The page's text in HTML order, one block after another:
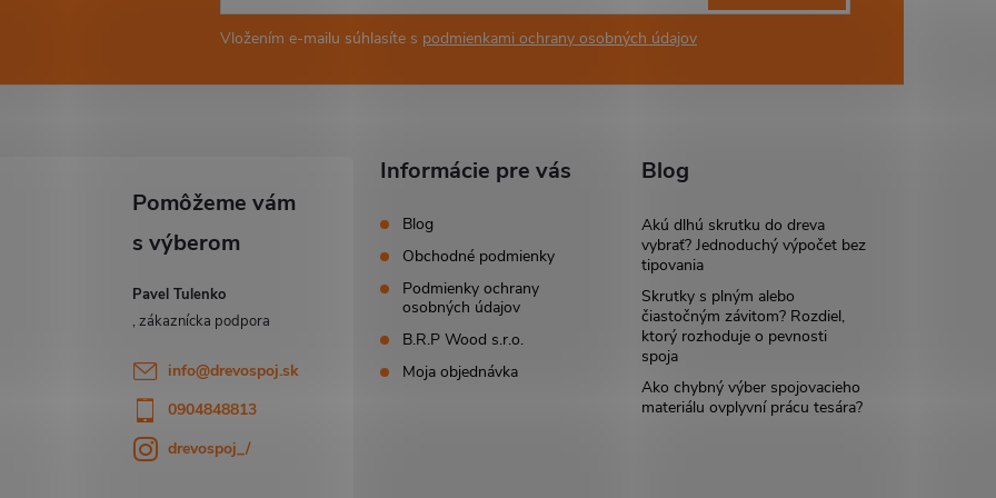
Vložením e-mailu súhlasíte s podmienkami ochrany osobných údajov
Pavel Tulenko
info@drevospoj.sk
0904848813
drevospoj_/
Informácie pre vás
Blog
Obchodné podmienky
Podmienky ochrany
osobných údajov
B.R.P Wood s.r.o.
Moja objednávka
Blog
Akú dlhú skrutku do dreva
vybrať? Jednoduchý výpočet bez
tipovania
Skrutky s plným alebo
čiastočným závitom? Rozdiel,
ktorý rozhoduje o pevnosti
spoja
Ako chybný výber spojovacieho
materiálu ovplyvní prácu tesára?